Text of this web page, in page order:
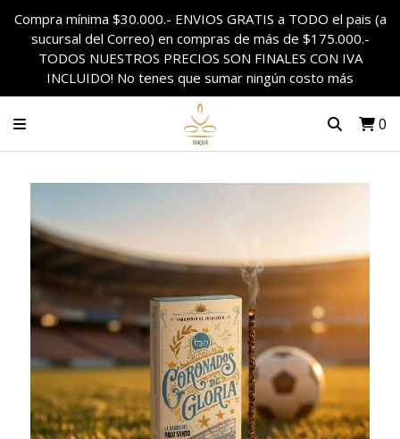
Compra mínima $30.000.- ENVIOS GRATIS a TODO el pais (a
sucursal del Correo) en compras de más de $175.000.-
TODOS NUESTROS PRECIOS SON FINALES CON IVA
INCLUIDO! No tenes que sumar ningún costo más
0